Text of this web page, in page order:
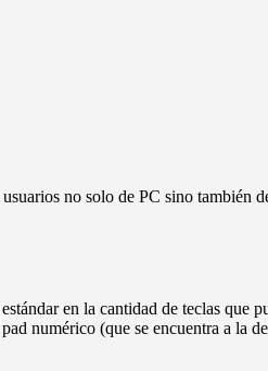
no solo de PC sino también
en la cantidad de teclas que
numérico (que se encuentra a la